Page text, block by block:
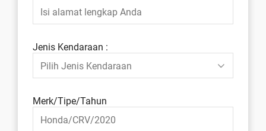
Jenis Kendaraan :
Merk/Tipe/Tahun